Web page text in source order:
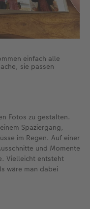
einfach alle
sie passen
Fotos zu gestalten.
Spaziergang,
im Regen. Auf einer
und Momente
Vielleicht entsteht
wäre man dabei